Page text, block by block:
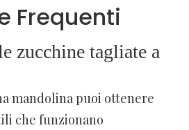
Frequenti
zucchine tagliate a
mandolina puoi ottenere
che funzionano